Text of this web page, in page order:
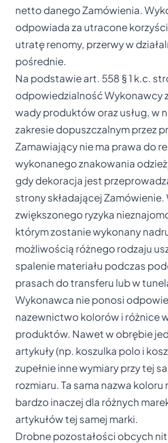
netto danego Zamówienia.
odpowiada za utracone
utratę renomy, przerwy w
pośrednie.
Na podstawie art. 558 § 1 k.c.
odpowiedzialność Wykonawcy
wady produktów oraz usług, w
zakresie dopuszczalnym przez
Zamawiający nie ma prawa do
wykonanego znakowania
gdy dekoracja jest
strony składającej Zamówienie.
zwiększonego ryzyka
którym zostanie wykonany
możliwością różnego rodzaju
spalenie materiału podczas
prasach do transferu lub w
Wykonawca nie ponosi
nazewnictwo kolorów i różnice
produktów. Nawet w obrębie
artykuły (np. koszulka polo i
zupełnie inne wymiary przy tej
rozmiaru. Ta sama nazwa
bardzo inaczej dla różnych
artykułów tej samej marki.
Drobne pozostałości obcych